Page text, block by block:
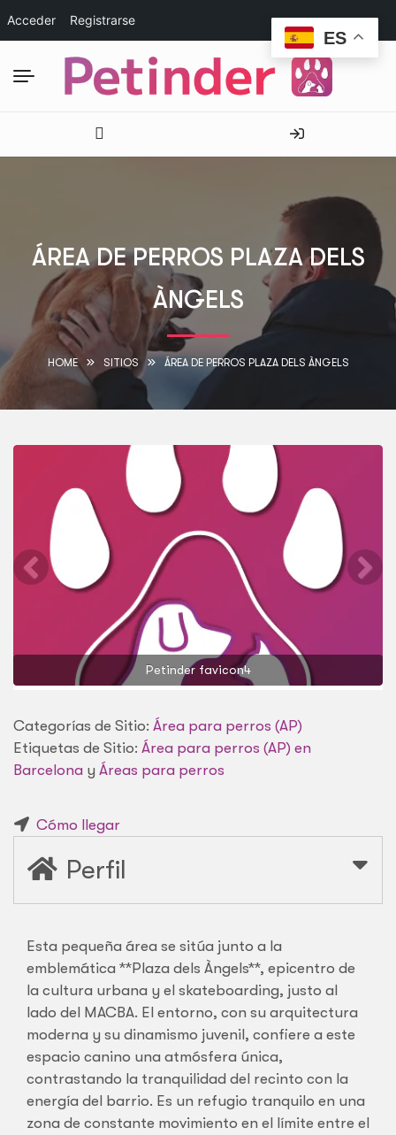
Acceder Registrarse
ÁREA DE PERROS PLAZA DELS
ÀNGELS
HOME SITIOS ÁREA DE PERROS PLAZA DELS ÀNGELS
Petinder favicon4
Categorías de Sitio: Área para perros (AP)
Etiquetas de Sitio: Área para perros (AP) en
Barcelona y Áreas para perros
Cómo llegar
Perfil
Esta pequeña área se sitúa junto a la
emblemática **Plaza dels Àngels**, epicentro de
la cultura urbana y el skateboarding, justo al
lado del MACBA. El entorno, con su arquitectura
moderna y su dinamismo juvenil, confiere a este
espacio canino una atmósfera única,
contrastando la tranquilidad del recinto con la
energía del barrio. Es un refugio tranquilo en una
zona de constante movimiento en el límite entre el
ES